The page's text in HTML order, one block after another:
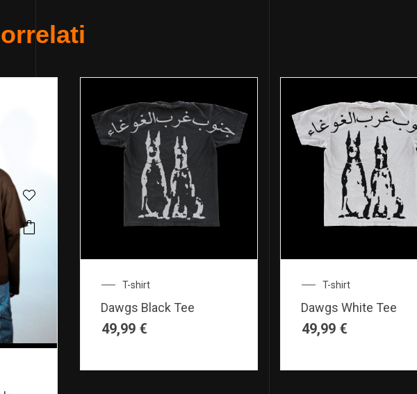
T-shirt
Dawgs Black Tee
49,99 €
T-shirt
Dawgs White Tee
49,99 €